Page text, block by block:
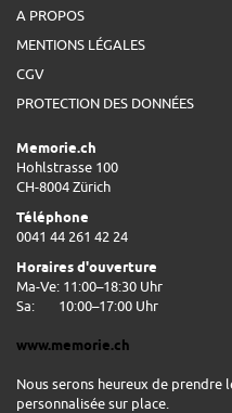
A PROPOS
MENTIONS LÉGALES
CGV
PROTECTION DES DONNÉES
Memorie.ch
Hohlstrasse 100
CH-8004 Zürich
Téléphone
0041 44 261 42 24
Horaires d'ouverture
Ma-Ve: 11:00–18:30 Uhr
Sa:
10:00–17:00 Uhr
www.memorie.ch
Nous serons heureux de
personnalisée sur place.